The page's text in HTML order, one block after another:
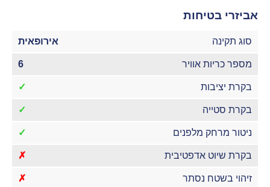
אביזרי בטיחות
סוג תקינה אירופאית
מספר כריות אוויר 6
בקרת יציבות ✓
בקרת סטייה ✓
ניטור מרחק מלפנים ✓
בקרת שיוט אדפטיבית ✗
זיהוי בשטח נסתר ✗